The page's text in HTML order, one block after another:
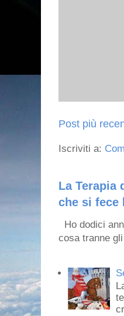
Post più
Iscriviti a:
La Terapia
che si fece
Ho dodici
cosa tranne